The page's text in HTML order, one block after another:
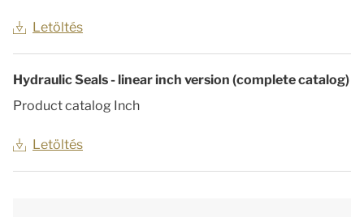
Letöltés
Hydraulic Seals - linear inch version (complete catalog)
Product catalog Inch
Letöltés